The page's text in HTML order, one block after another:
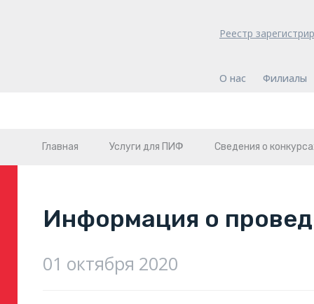
Реестр
О нас Филиалы
Главная Услуги для ПИФ Сведения о
Информация о
01 октября 2020